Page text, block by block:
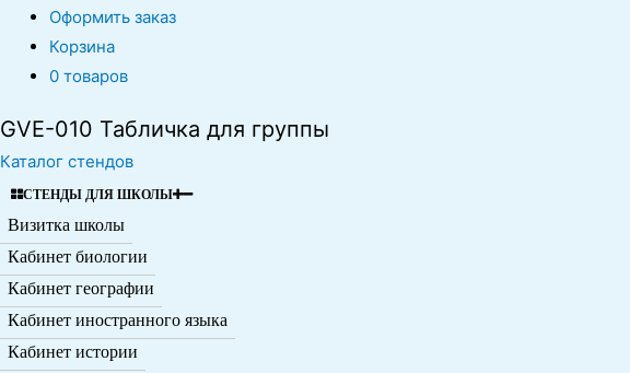
Оформить заказ
Корзина
0 товаров
GVE-010 Табличка для группы
Каталог стендов
СТЕНДЫ ДЛЯ ШКОЛЫ
Визитка школы
Кабинет биологии
Кабинет географии
Кабинет иностранного языка
Кабинет истории